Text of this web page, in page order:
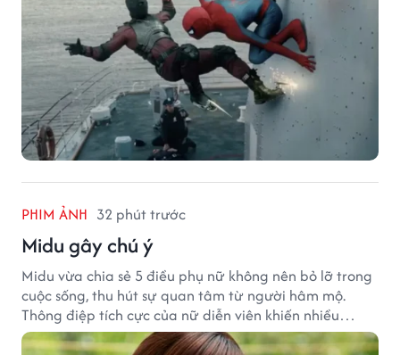
PHIM ẢNH 32 phút trước
Midu gây chú ý
Midu vừa chia sẻ 5 điều phụ nữ không nên bỏ lỡ trong
cuộc sống, thu hút sự quan tâm từ người hâm mộ.
Thông điệp tích cực của nữ diễn viên khiến nhiều
người đồng cảm khi nhìn lại hành trình sự nghiệp và